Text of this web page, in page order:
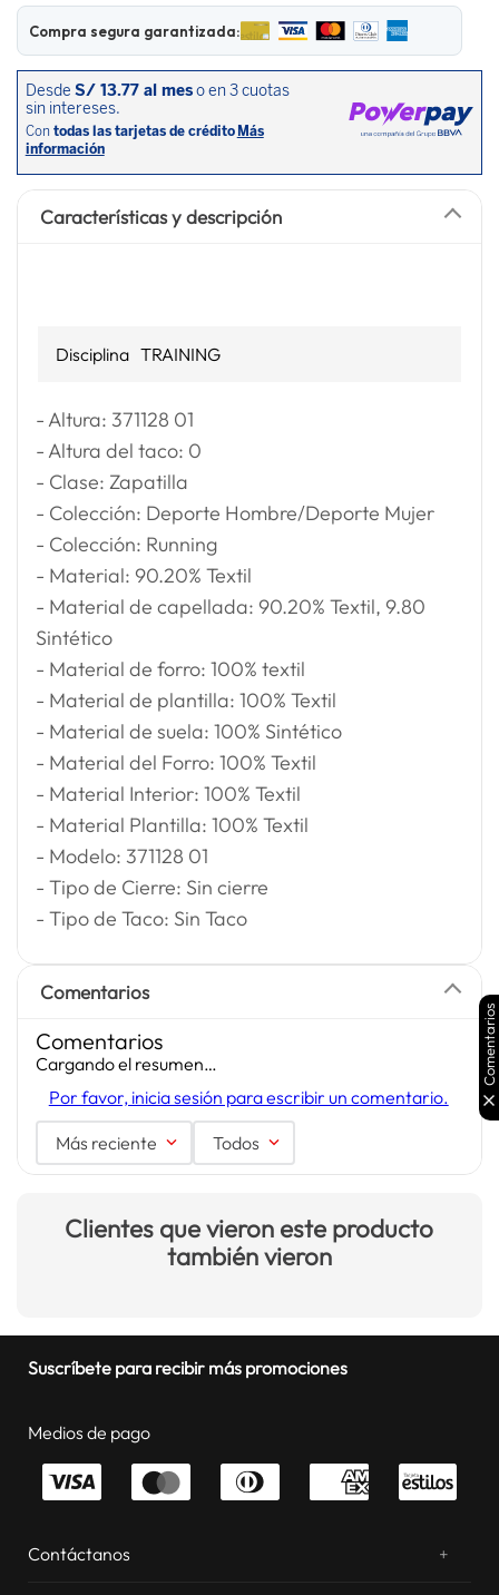
Compra segura garantizada:
Características y descripción
Disciplina TRAINING
- Altura: 371128 01
- Altura del taco: 0
- Clase: Zapatilla
- Colección: Deporte Hombre/Deporte Mujer
- Colección: Running
- Material: 90.20% Textil
- Material de capellada: 90.20% Textil, 9.80
Sintético
- Material de forro: 100% textil
- Material de plantilla: 100% Textil
- Material de suela: 100% Sintético
- Material del Forro: 100% Textil
- Material Interior: 100% Textil
- Material Plantilla: 100% Textil
- Modelo: 371128 01
- Tipo de Cierre: Sin cierre
- Tipo de Taco: Sin Taco
Comentarios
Comentarios
Cargando el resumen…
Por favor, inicia sesión para escribir un comentario.
Más reciente Todos
Clientes que vieron este producto
también vieron
Suscríbete para recibir más promociones
Medios de pago
Contáctanos +
Comentarios